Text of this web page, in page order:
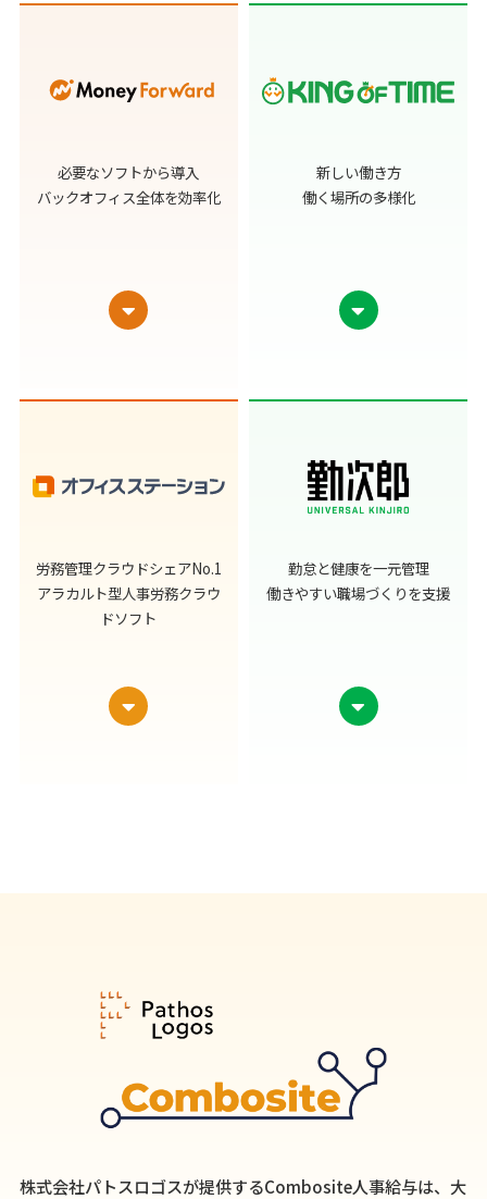
必要なソフトから導入
バックオフィス全体を効率化
新しい働き方
働く場所の多様化
労務管理クラウドシェアNo.1
アラカルト型人事労務クラウ
ドソフト
勤怠と健康を一元管理
働きやすい職場づくりを支援
株式会社パトスロゴスが提供するCombosite人事給与は、大